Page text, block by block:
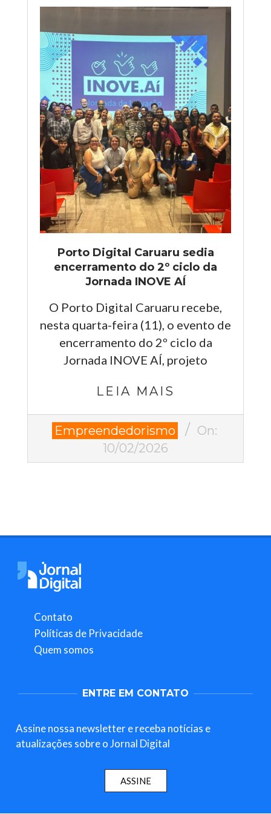
Porto Digital Caruaru sedia
encerramento do 2º ciclo da
Jornada INOVE AÍ
O Porto Digital Caruaru recebe,
nesta quarta-feira (11), o evento de
encerramento do 2º ciclo da
Jornada INOVE AÍ, projeto
LEIA MAIS
2026-
Empreendedorismo
On:
10/02/2026
Contato
Políticas de Privacidade
Quem somos
ENTRE EM CONTATO
Assine nossa newsletter e receba notícias e
atualizações sobre o Jornal Digital
ASSINE